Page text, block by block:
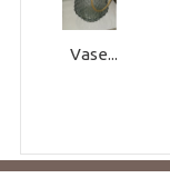
Vase...